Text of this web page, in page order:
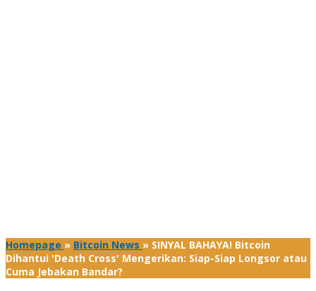
Homepage » Bitcoin News » SINYAL BAHAYA! Bitcoin
Dihantui 'Death Cross' Mengerikan: Siap-Siap Longsor atau
Cuma Jebakan Bandar?